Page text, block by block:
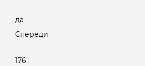
да
Спереди
176